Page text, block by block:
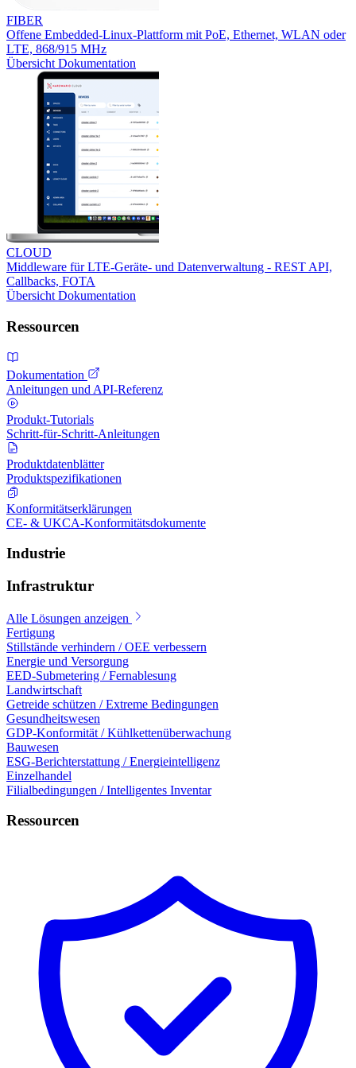
FIBER
Offene Embedded-Linux-Plattform mit PoE, Ethernet, WLAN oder
LTE, 868/915 MHz
Übersicht Dokumentation
CLOUD
Middleware für LTE-Geräte- und Datenverwaltung - REST API,
Callbacks, FOTA
Übersicht Dokumentation
Ressourcen
Dokumentation
Anleitungen und API-Referenz
Produkt-Tutorials
Schritt-für-Schritt-Anleitungen
Produktdatenblätter
Produktspezifikationen
Konformitätserklärungen
CE- & UKCA-Konformitätsdokumente
Industrie
Infrastruktur
Alle Lösungen anzeigen
Fertigung
Stillstände verhindern / OEE verbessern
Energie und Versorgung
EED-Submetering / Fernablesung
Landwirtschaft
Getreide schützen / Extreme Bedingungen
Gesundheitswesen
GDP-Konformität / Kühlkettenüberwachung
Bauwesen
ESG-Berichterstattung / Energieintelligenz
Einzelhandel
Filialbedingungen / Intelligentes Inventar
Ressourcen